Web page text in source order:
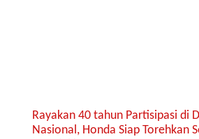
Rayakan 40 tahun Partisipasi di
Nasional, Honda Siap Torehkan